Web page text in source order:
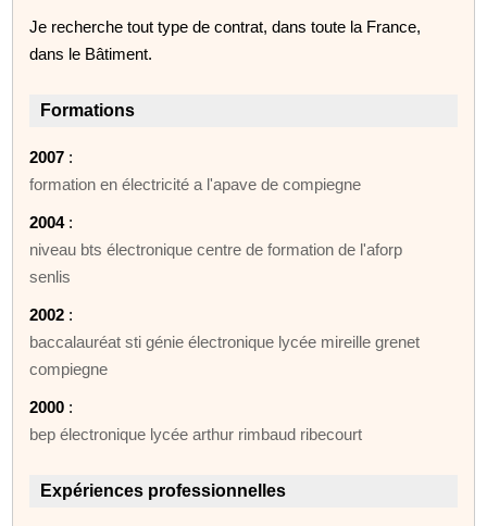
Je recherche tout type de contrat, dans toute la France,
dans le Bâtiment.
Formations
2007 :
formation en électricité a l'apave de compiegne
2004:
niveau bts électronique centre de formation de l'aforp
senlis
2002 :
baccalauréat sti génie électronique lycée mireille grenet
compiegne
2000 :
bep électronique lycée arthur rimbaud ribecourt
Expériences professionnelles